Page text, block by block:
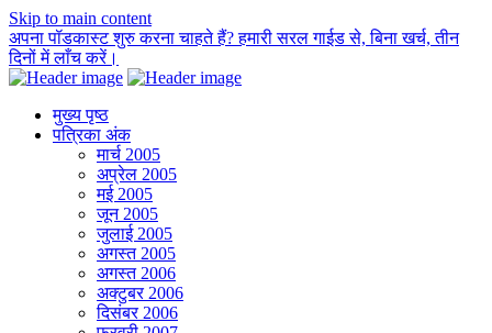
Skip to main content
अपना पॉडकास्ट शुरु करना चाहते हैं? हमारी सरल गाईड से, बिना खर्च, तीन
दिनों में लाँच करें।
मुख्य पृष्ठ
पत्रिका अंक
मार्च 2005
अप्रेल 2005
मई 2005
जून 2005
जुलाई 2005
अगस्त 2005
अगस्त 2006
अक्टुबर 2006
दिसंबर 2006